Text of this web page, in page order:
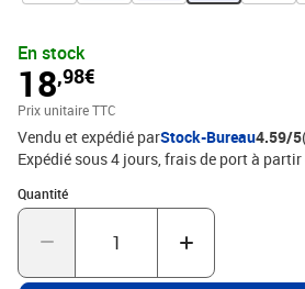
Couleur(s) : Gris, Gamme : Super, Matière
chemises : simple, Type de sangle : sans,
: 200, Format extérieur : 24x32cm,
En stock
18,98€
Prix unitaire TTC
Vendu et expédié parStock-Bureau4.59/5
Expédié sous 4 jours, frais de port à partir
Quantité
Quantité : 1